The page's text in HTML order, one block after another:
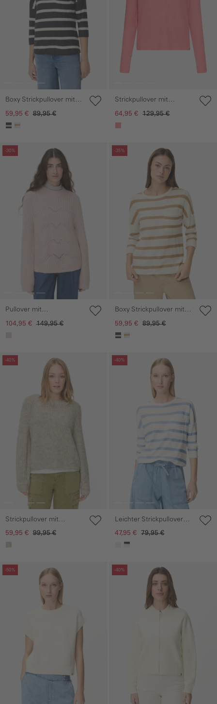
Boxy Strickpullover mit
3/4-Ärmeln
59,95 € 89,95 €
Strickpullover mit
Raglanärmeln
64,95 € 129,95 €
-30%
überspringen
Pullover mit
strukturiertem
104,95 € 149,95 €
-35%
Galerie überspringen
Boxy Strickpullover mit
3/4-Ärmeln
59,95 € 89,95 €
-40%
überspringen
Strickpullover mit
Rundhalsausschnitt
59,95 € 99,95 €
-40%
Galerie überspringen
Leichter Strickpullover
mit Brusttasche
47,95 € 79,95 €
-50%
überspringen
-40%
Galerie überspringen